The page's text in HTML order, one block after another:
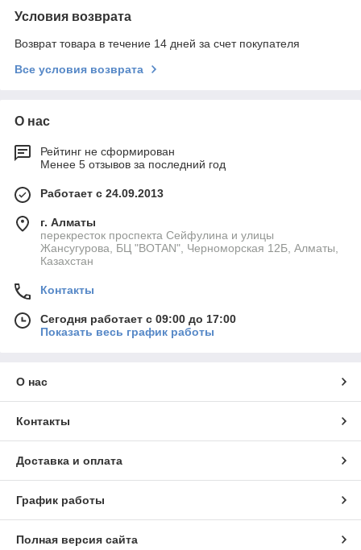
Условия возврата
Возврат товара в течение 14 дней за счет покупателя
Все условия возврата
О нас
Рейтинг не сформирован
Менее 5 отзывов за последний год
Работает с 24.09.2013
г. Алматы
перекресток проспекта Сейфулина и улицы
Жансугурова, БЦ "BOTAN", Черноморская 12Б, Алматы,
Казахстан
Контакты
Сегодня работает с 09:00 до 17:00
Показать весь график работы
О нас
Контакты
Доставка и оплата
График работы
Полная версия сайта